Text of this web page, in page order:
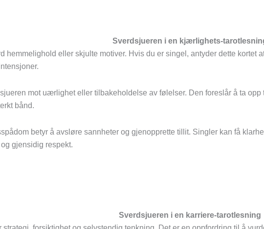
Sverdsjueren i en kjærlighets-
hemmelighold eller skjulte motiver. Hvis du er singel, antyder dette
mot uærlighet eller tilbakeholdelse av følelser. Den foreslår å ta
bånd.
betyr å avsløre sannheter og gjenopprette tillit. Singler kan få
gjensidig respekt.
Sverdsjueren i en karriere-tarotlesning